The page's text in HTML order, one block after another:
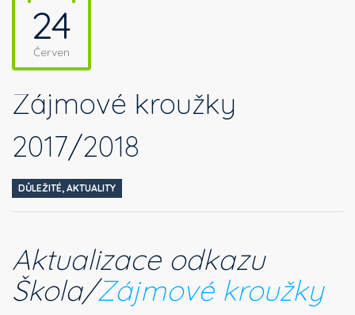
24
Červen
Zájmové kroužky
2017/2018
DŮLEŽITÉ, AKTUALITY
Aktualizace odkazu
Škola/Zájmové kroužky